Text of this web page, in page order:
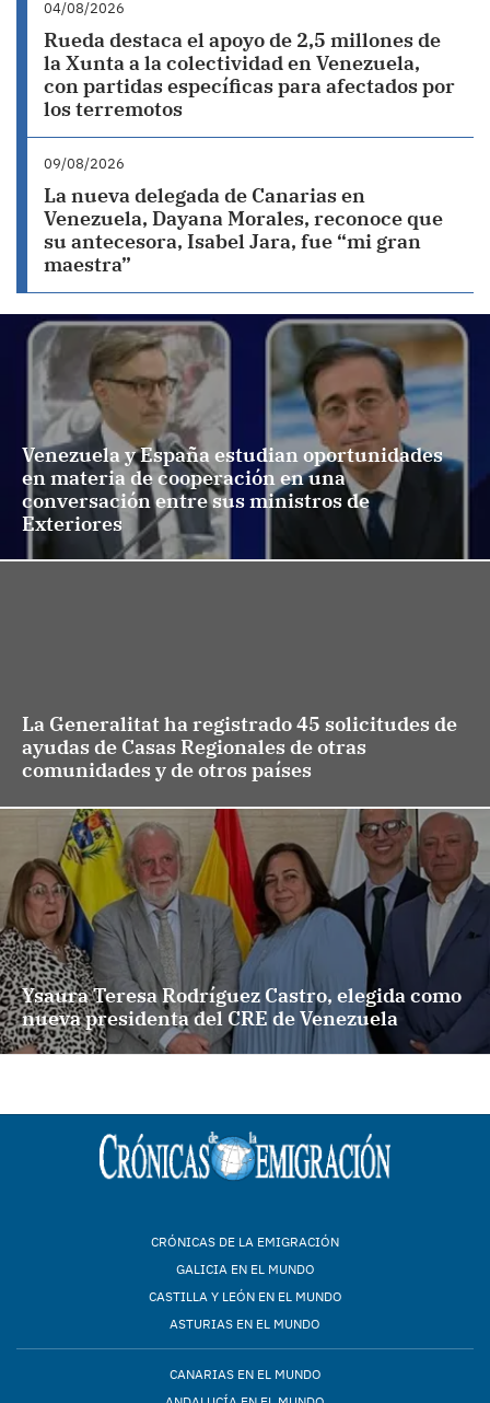
04/08/2026
Rueda destaca el apoyo de 2,5 millones de
la Xunta a la colectividad en Venezuela,
con partidas específicas para afectados por
los terremotos
09/08/2026
La nueva delegada de Canarias en
Venezuela, Dayana Morales, reconoce que
su antecesora, Isabel Jara, fue “mi gran
maestra”
Venezuela y España estudian oportunidades
en materia de cooperación en una
conversación entre sus ministros de
Exteriores
La Generalitat ha registrado 45 solicitudes de
ayudas de Casas Regionales de otras
comunidades y de otros países
Ysaura Teresa Rodríguez Castro, elegida como
nueva presidenta del CRE de Venezuela
CRÓNICAS DE LA EMIGRACIÓN
GALICIA EN EL MUNDO
CASTILLA Y LEÓN EN EL MUNDO
ASTURIAS EN EL MUNDO
CANARIAS EN EL MUNDO